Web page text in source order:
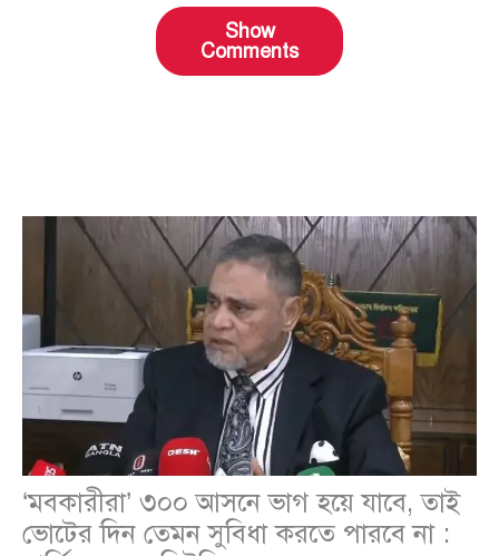
Show
Comments
‘মবকারীরা’ ৩০০ আসনে ভাগ হয়ে যাবে, তাই
ভোটের দিন তেমন সুবিধা করতে পারবে না :